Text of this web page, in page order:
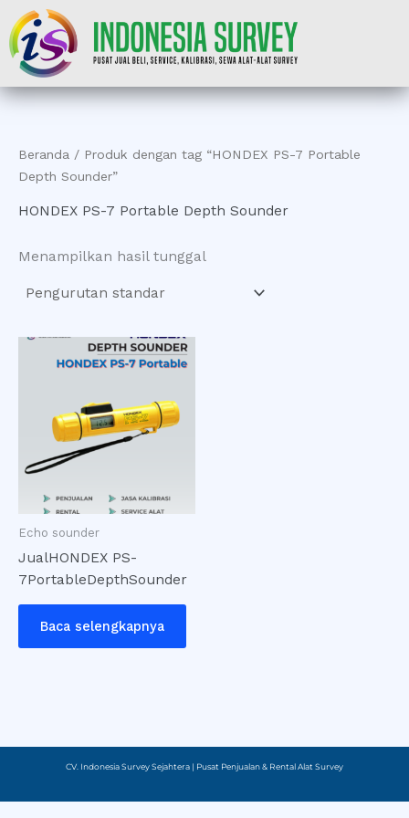
Lewati
ke
konten
Beranda / Produk dengan tag “HONDEX PS-7 Portable
Depth Sounder”
HONDEX PS-7 Portable Depth Sounder
Menampilkan hasil tunggal
Echo sounder
JualHONDEX PS-
7PortableDepthSounder
Baca selengkapnya
CV. Indonesia Survey Sejahtera | Pusat Penjualan & Rental Alat Survey